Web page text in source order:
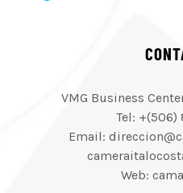
VMG Business
Tel:
Email:
Web: